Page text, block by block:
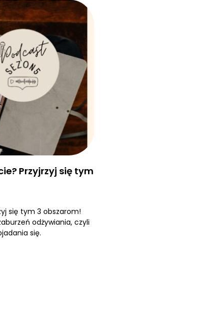
Przyjrzyj się tym
się tym 3 obszarom!
odżywiania, czyli
się.